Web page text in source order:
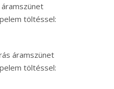
15 000 Ft-ért ez a
kipróbált BlitzWolf
töltéssel:
áramszünet
töltéssel: